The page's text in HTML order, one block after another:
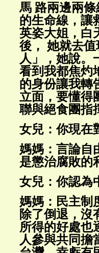
馬 路兩邊兩
的生命線，讓
英姿大姐，白
後， 她就去
人」，她說。
看到我都焦灼
的身份讓我轉
立面，要懂得
聯與絕食團指
女兒：你現在
媽媽：言論自
是懲治腐敗的
女兒：你認為
媽媽：民主制
除了倒退，沒
所得的好處也
人參與共同擔